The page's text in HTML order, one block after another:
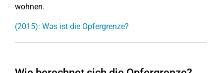
wohnen.
(2015): Was ist die Opfergrenze?